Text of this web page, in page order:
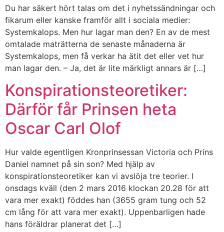
Du har säkert hört talas om det i nyhetssändningar och
fikarum eller kanske framför allt i sociala medier:
Systemkalops. Men hur lagar man den? En av de mest
omtalade maträtterna de senaste månaderna är
Systemkalops, men få verkar ha ätit det eller vet hur
man lagar den. – Ja, det är lite märkligt annars är […]
Konspirationsteoretiker:
Därför får Prinsen heta
Oscar Carl Olof
Hur valde egentligen Kronprinsessan Victoria och Prins
Daniel namnet på sin son? Med hjälp av
konspirationsteoretiker kan vi avslöja tre teorier. I
onsdags kväll (den 2 mars 2016 klockan 20.28 för att
vara mer exakt) föddes han (3655 gram tung och 52
cm lång för att vara mer exakt). Uppenbarligen hade
hans föräldrar planerat det […]